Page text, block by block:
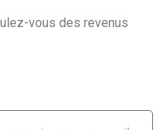
vous des revenus